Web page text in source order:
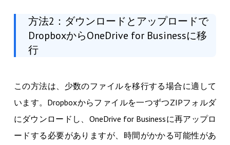
方法2：ダウンロードとアップロードで
DropboxからOneDrive for Businessに移
行
この方法は、少数のファイルを移行する場合に適して
います。Dropboxからファイルを一つずつZIPフォルダ
にダウンロードし、OneDrive for Businessに再アップロ
ードする必要がありますが、時間がかかる可能性があ